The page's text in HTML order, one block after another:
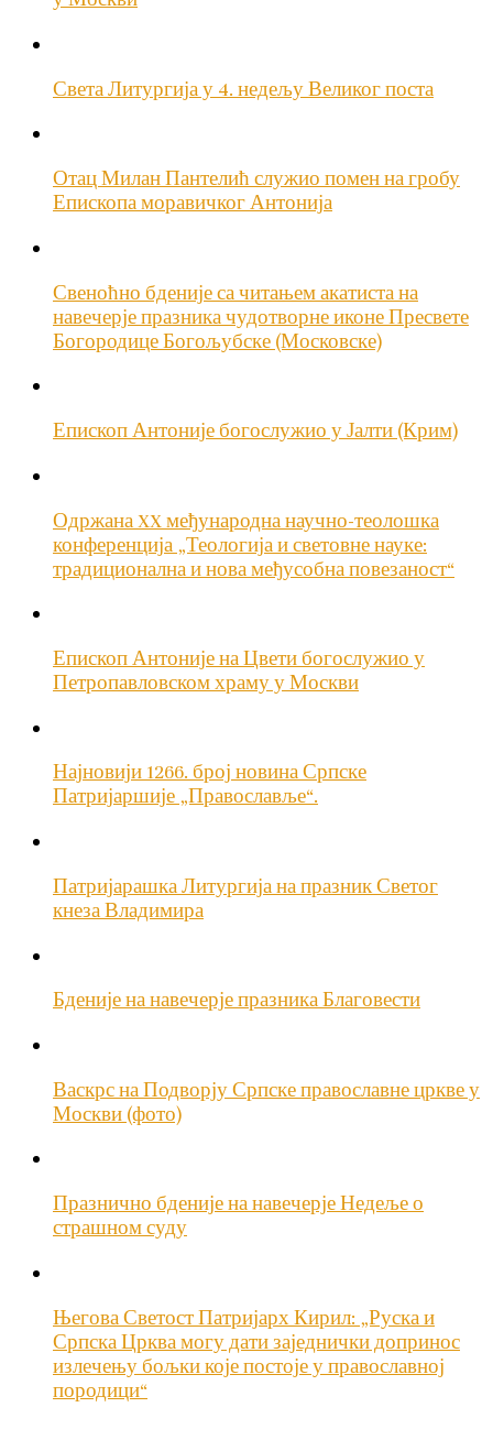
Света Литургија у 4. недељу Великог поста
Отац Милан Пантелић служио помен на гробу
Епископа моравичког Антонија
Свеноћно бденије са читањем акатиста на
навечерје празника чудотворне иконе Пресвете
Богородице Богољубске (Московске)
Епископ Антоније богослужио у Јалти (Крим)
Одржана XX међународна научно-теолошка
конференција „Теологија и световне науке:
традиционална и нова међусобна повезаност“
Епископ Антоније на Цвети богослужио у
Петропавловском храму у Москви
Најновији 1266. број новина Српске
Патријаршије „Православље“.
Патријарашка Литургија на празник Светог
кнеза Владимира
Бденије на навечерје празника Благовести
Васкрс на Подворју Српске православне цркве у
Москви (фото)
Празнично бденије на навечерје Недеље о
страшном суду
Његова Светост Патријарх Кирил: „Руска и
Српска Црква могу дати заједнички допринос
излечењу бољки које постоје у православној
породици“